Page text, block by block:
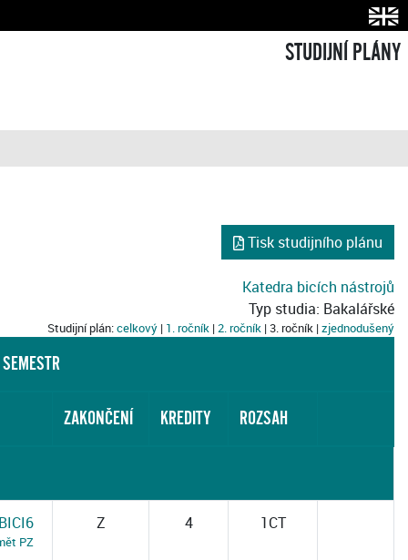
STUDIJNÍ PLÁNY
Tisk studijního plánu
Katedra bicích nástrojů
Typ studia: Bakalářské
Studijní plán:celkový | 1. ročník |2. ročník | 3. ročník |zjednodušený
ZAKONČENÍ KREDITY ROZSAH
PZ
Z 4 1CT